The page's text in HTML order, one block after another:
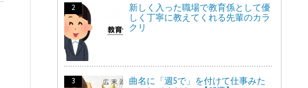
新しく入った職場で教育係として優
しく丁寧に教えてくれる先輩のカラ
クリ
曲名に「週5で」を付けて仕事みた